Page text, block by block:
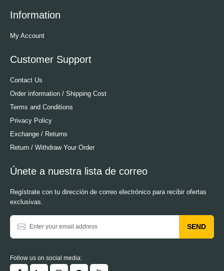
Information
My Account
Customer Support
Contact Us
Order information / Shipping Cost
Terms and Conditions
Privacy Policy
Exchange / Returns
Return / Withdraw Your Order
Únete a nuestra lista de correo
Regístrate con tu dirección de correo electrónico para recibir ofertas
exclusivas.
SEND
Follow us on social media: